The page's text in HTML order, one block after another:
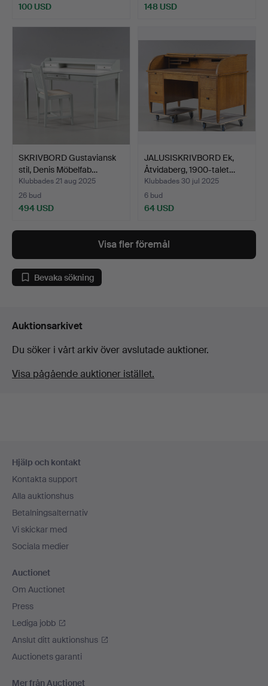
100 USD 148 USD
SKRIVBORD Gustaviansk
stil, Denis Möbelfab…
Klubbades 21 aug 2025
26 bud
494 USD
JALUSISKRIVBORD Ek,
Åtvidaberg, 1900-talet…
Klubbades 30 jul 2025
6 bud
64 USD
Visa fler föremål
Bevaka sökning
Auktionsarkivet
Du söker i vårt arkiv över avslutade auktioner.
Visa pågående auktioner istället.
Hjälp och kontakt
Kontakta support
Alla auktionshus
Betalningsalternativ
Vi skickar med
Sociala medier
Auctionet
Om Auctionet
Press
Lediga jobb
Anslut ditt auktionshus
Auctionets garanti
Mer från Auctionet